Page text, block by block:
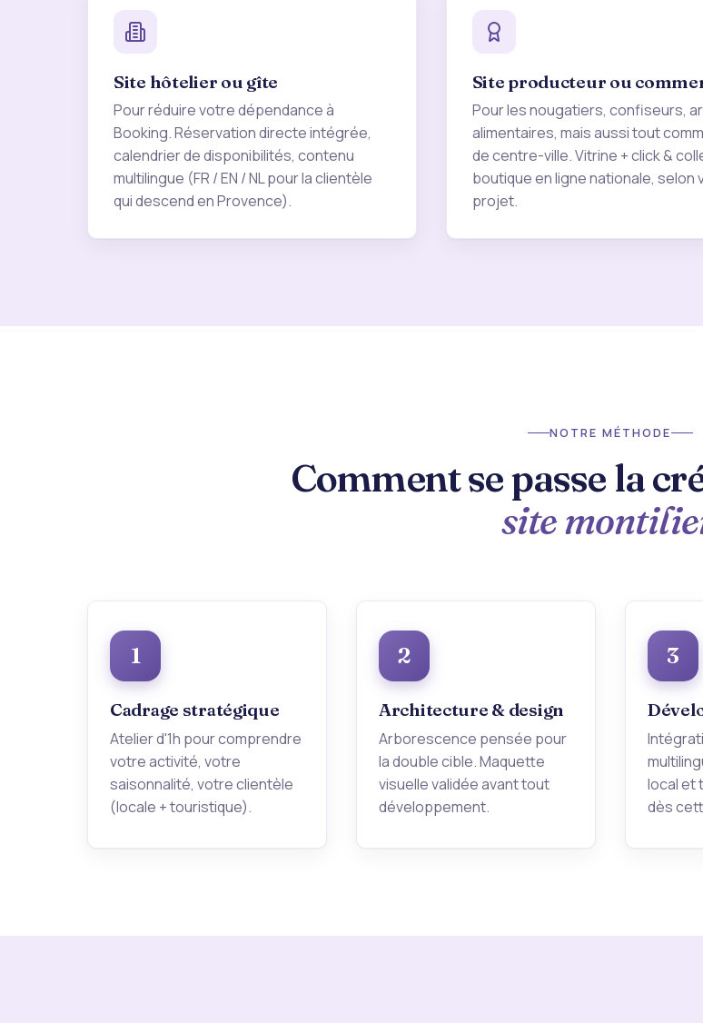
Site hôtelier ou gîte
Pour réduire votre dépendance à
Booking. Réservation directe intégrée,
calendrier de disponibilités, contenu
multilingue (FR / EN / NL pour la clientèle
qui descend en Provence).
Site producteur ou
Pour les nougatiers, confiseurs,
alimentaires, mais aussi tout
de centre-ville. Vitrine + click &
boutique en ligne nationale, selon
projet.
NOTRE MÉTHODE
Comment se passe la
site
1
Cadrage stratégique
Atelier d'1h pour comprendre
votre activité, votre
saisonnalité, votre clientèle
(locale + touristique).
2
Architecture & design
Arborescence pensée pour
la double cible. Maquette
visuelle validée avant tout
développement.
3
local et
dès